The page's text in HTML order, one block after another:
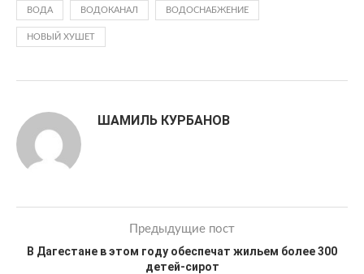
ВОДА ВОДОКАНАЛ ВОДОСНАБЖЕНИЕ
НОВЫЙ ХУШЕТ
ШАМИЛЬ КУРБАНОВ
Предыдущие пост
В Дагестане в этом году обеспечат жильем более 300
детей-сирот